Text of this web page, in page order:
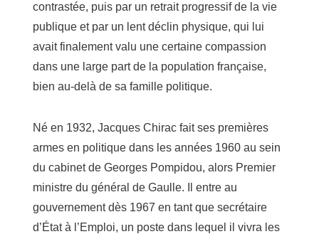
contrastée, puis par un retrait progressif de la vie
publique et par un lent déclin physique, qui lui
avait finalement valu une certaine compassion
dans une large part de la population française,
bien au-delà de sa famille politique.
Né en 1932, Jacques Chirac fait ses premières
armes en politique dans les années 1960 au sein
du cabinet de Georges Pompidou, alors Premier
ministre du général de Gaulle. Il entre au
gouvernement dès 1967 en tant que secrétaire
d’État à l’Emploi, un poste dans lequel il vivra les